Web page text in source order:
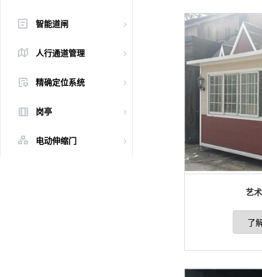
智能道闸
人行通道管理
精确定位系统
岗亭
电动伸缩门
艺
了